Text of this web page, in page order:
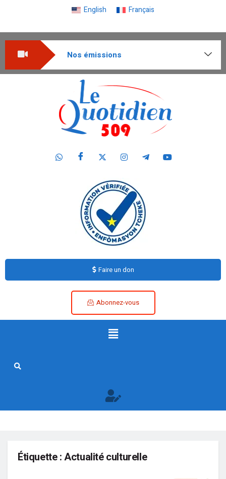
English Français
Nos émissions
Faire un don
Abonnez-vous
Étiquette :Actualité culturelle